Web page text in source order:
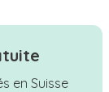
en Suisse